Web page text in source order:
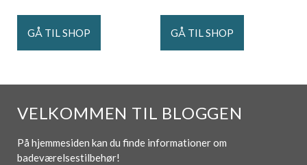
GÅ TIL SHOP GÅ TIL SHOP
VELKOMMEN TIL BLOGGEN
På hjemmesiden kan du finde informationer om
badeværelsestilbehør!